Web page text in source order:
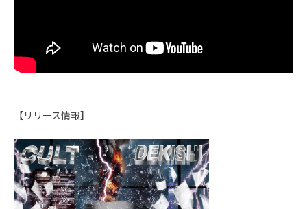
【リリース情報】